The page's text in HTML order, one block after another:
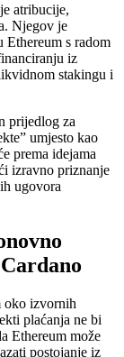
atribucije,
Njegov je
s radom
iz
stakingu i
prijedlog za
umjesto kao
prema idejama
izravno priznanje
ugovora
oko izvornih
plaćanja ne bi
Ethereum može
postojanje iz